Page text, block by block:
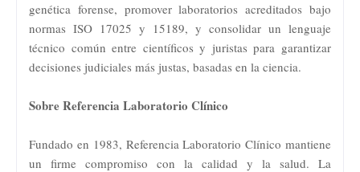
genética forense, promover laboratorios acreditados bajo
normas ISO 17025 y 15189, y consolidar un lenguaje
técnico común entre científicos y juristas para garantizar
decisiones judiciales más justas, basadas en la ciencia.
Sobre Referencia Laboratorio Clínico
Fundado en 1983, Referencia Laboratorio Clínico mantiene
un firme compromiso con la calidad y la salud. La